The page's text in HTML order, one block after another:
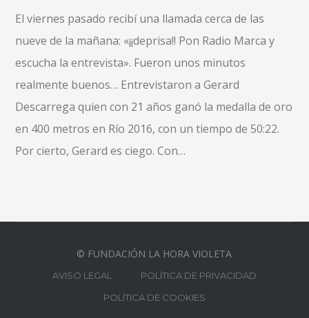
El viernes pasado recibí una llamada cerca de las
nueve de la mañana: «¡¡deprisa!! Pon Radio Marca y
escucha la entrevista». Fueron unos minutos
realmente buenos… Entrevistaron a Gerard
Descarrega quien con 21 años ganó la medalla de oro
en 400 metros en Río 2016, con un tiempo de 50:22.
Por cierto, Gerard es ciego. Con…
© FUNDACIÓN LA HORA VIOLETA
AVISO LEGAL
POLÍTICA DE PRIVACIDAD
POLÍTICA DE COOKIES